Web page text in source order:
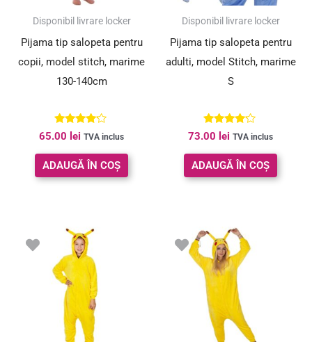
Disponibil livrare locker
Pijama tip salopeta pentru
copii, model stitch, marime
130-140cm
Evaluat la
4.00
din 5
65.00 lei TVA inclus
ADAUGĂ ÎN COȘ
Disponibil livrare locker
Pijama tip salopeta pentru
adulti, model Stitch, marime
S
Evaluat la
4.00
din 5
73.00 lei TVA inclus
ADAUGĂ ÎN COȘ